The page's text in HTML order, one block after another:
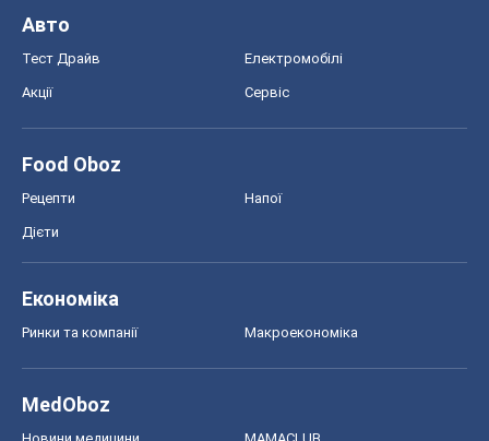
Авто
Тест Драйв Електромобілі
Акції Сервіс
Food Oboz
Рецепти Напої
Дієти
Економіка
Ринки та компанії Макроекономіка
MedOboz